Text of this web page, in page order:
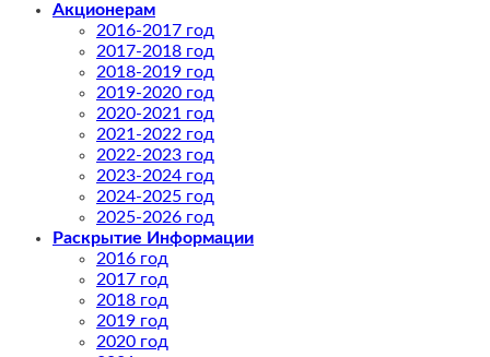
Акционерам
2016-2017 год
2017-2018 год
2018-2019 год
2019-2020 год
2020-2021 год
2021-2022 год
2022-2023 год
2023-2024 год
2024-2025 год
2025-2026 год
Раскрытие Информации
2016 год
2017 год
2018 год
2019 год
2020 год